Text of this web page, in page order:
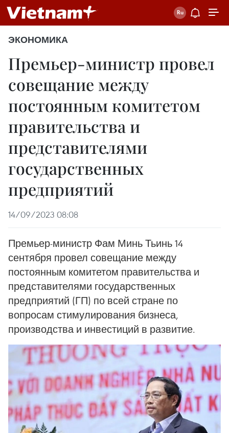
ЭКОНОМИКА
Премьер-министр провел
совещание между
постоянным комитетом
правительства и
представителями
государственных
предприятий
14/09/2023 08:08
Премьер-министр Фам Минь Тьинь 14
сентября провел совещание между
постоянным комитетом правительства и
представителями государственных
предприятий (ГП) по всей стране по
вопросам стимулирования бизнеса,
производства и инвестиций в развитие.